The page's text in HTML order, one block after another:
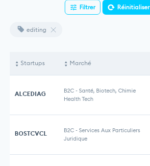
Filtrer Réinitialiser
editing
Startups Marché
ALCEDIAG B2C - Santé, Biotech, Chimie
Health Tech
BOSTCVCL B2C - Services Aux Particuliers
Juridique